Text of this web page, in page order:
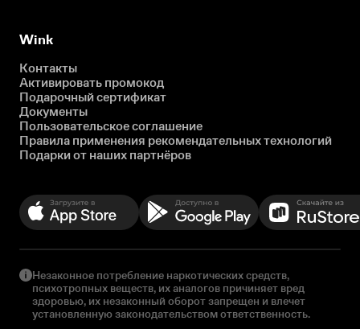
Wink
Контакты
Активировать промокод
Подарочный сертификат
Документы
Пользовательское соглашение
Правила применения рекомендательных технологий
Подарки от наших партнёров
Незаконное потребление наркотических средств,
психотропных веществ, их аналогов причиняет вред
здоровью, их незаконный оборот запрещен и влечет
установленную законодательством ответственность.